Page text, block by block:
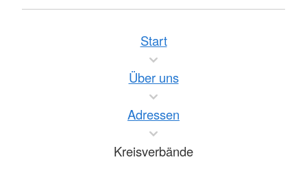
Start
Über uns
Adressen
Kreisverbände